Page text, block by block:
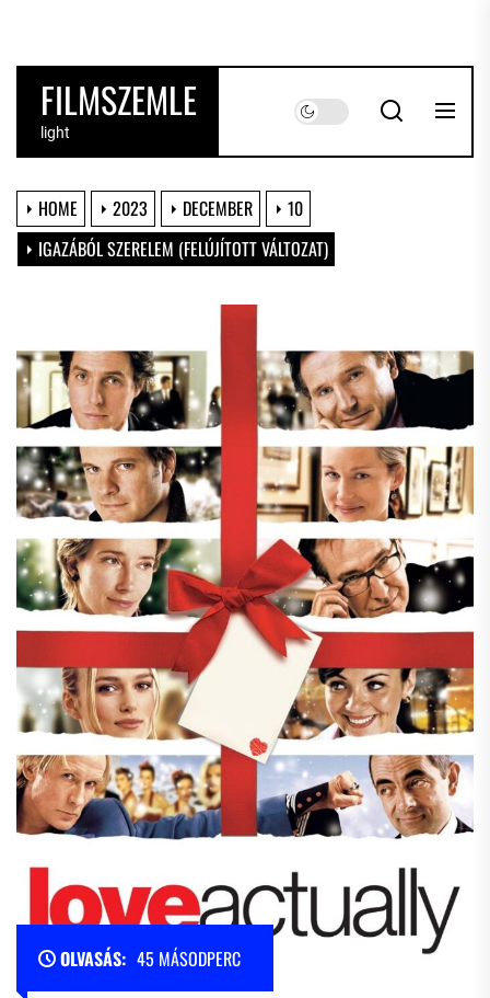
the
contentFILMSZEMLE
light
HOME 2023 DECEMBER
10
IGAZÁBÓL SZERELEM (FELÚJÍTOTT VÁLTOZAT)
OLVASÁS: 45 MÁSODPERC